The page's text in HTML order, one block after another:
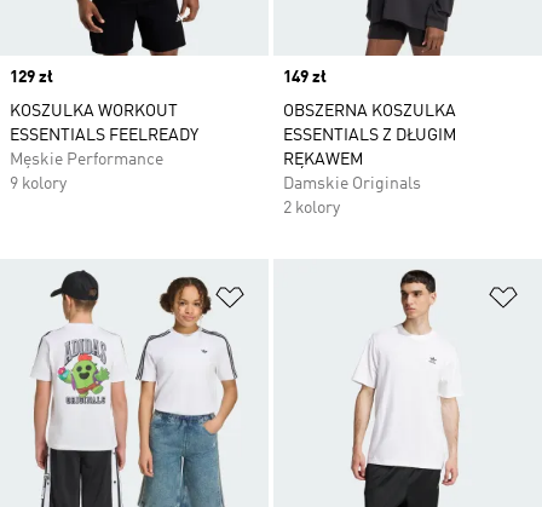
Price
129 zł
KOSZULKA WORKOUT
ESSENTIALS FEELREADY
Męskie Performance
9 kolory
Price
149 zł
OBSZERNA KOSZULKA
ESSENTIALS Z DŁUGIM
RĘKAWEM
Damskie Originals
2 kolory
Dodaj do listy życzeń